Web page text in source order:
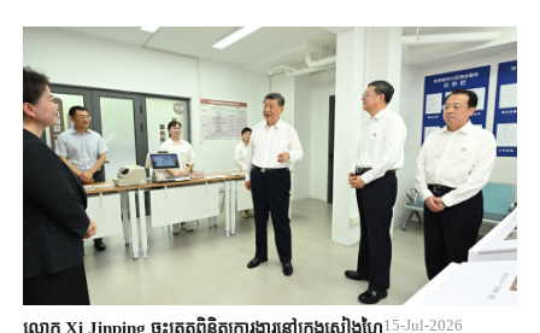
លោក Xi Jinping ចុះត្រួតពិនិត្យការងារនៅក្រុងសៀងហៃ15-Jul-2026